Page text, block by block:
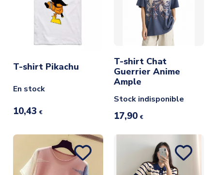
T-shirt Pikachu
En stock
10,43 €
T-shirt Chat
Guerrier Anime
Ample
Stock indisponible
17,90 €